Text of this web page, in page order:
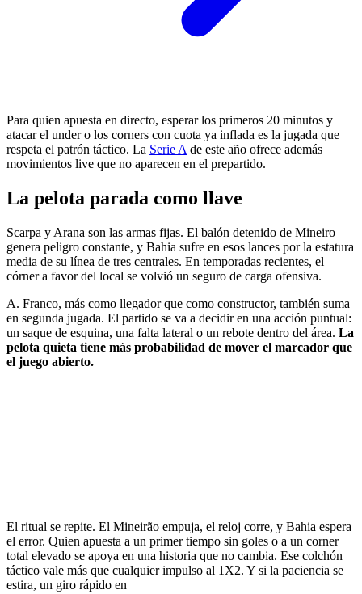
Para quien apuesta en directo, esperar los primeros 20 minutos y
atacar el under o los corners con cuota ya inflada es la jugada que
respeta el patrón táctico. La Serie Ade este año ofrece además
movimientos live que no aparecen en el prepartido.
La pelota parada como llave
Scarpa y Arana son las armas fijas. El balón detenido de Mineiro
genera peligro constante, y Bahia sufre en esos lances por la estatura
media de su línea de tres centrales. En temporadas recientes, el
córner a favor del local se volvió un seguro de carga ofensiva.
A. Franco, más como llegador que como constructor, también suma
en segunda jugada. El partido se va a decidir en una acción puntual:
un saque de esquina, una falta lateral o un rebote dentro del área. La
pelota quieta tiene más probabilidad de mover el marcador que
el juego abierto.
El ritual se repite. El Mineirão empuja, el reloj corre, y Bahia espera
el error. Quien apuesta a un primer tiempo sin goles o a un corner
total elevado se apoya en una historia que no cambia. Ese colchón
táctico vale más que cualquier impulso al 1X2. Y si la paciencia se
estira, un giro rápido en